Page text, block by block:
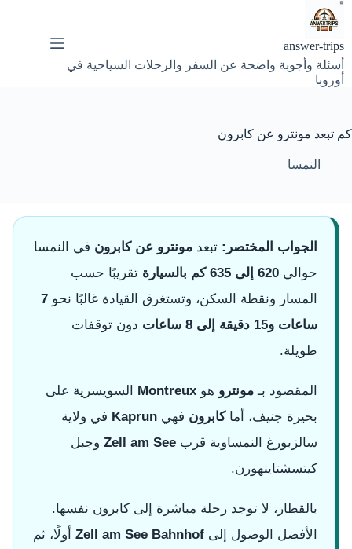
التجاوز
إلى
answer-trips
أسئلة وأجوبة واضحة عن السفر والرحلات السياحية في
أوروبا
كم تبعد مونترو عن كابرون
النمسا
الجواب المختصر: تبعد مونترو عن كابرون في النمسا
حوالي 620 إلى 635 كم بالسيارة
تقريبًا حسب
المسار ونقطة السكن، وتستغرق القيادة غالبًا نحو 7
ساعات و15 دقيقة إلى 8 ساعات
دون توقفات
طويلة.
المقصود بـ مونترو هو Montreux السويسرية على
بحيرة جنيف، أماكابرون فهي Kaprun في ولاية
سالزبورغ النمساوية قرب Zell am See وجبل
كيتسشتاينهورن.
بالقطار، لا توجد رحلة مباشرة إلى كابرون نفسها.
الأفضل الوصول إلى Zell am See Bahnhof أولًا، ثم